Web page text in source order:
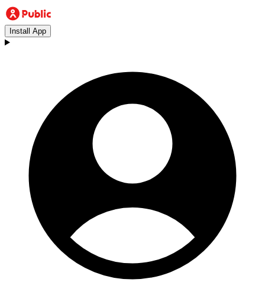
Install App